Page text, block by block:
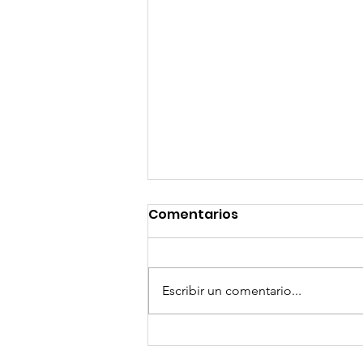
¡Arte, Vino y las Mejores
Comentarios
Escribir un comentario...